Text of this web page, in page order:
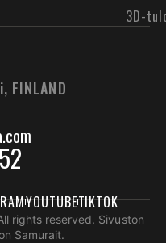
3D-
FINLAND
rights reserved. Sivuston
Samurait.
YOUTUBETIKTOK